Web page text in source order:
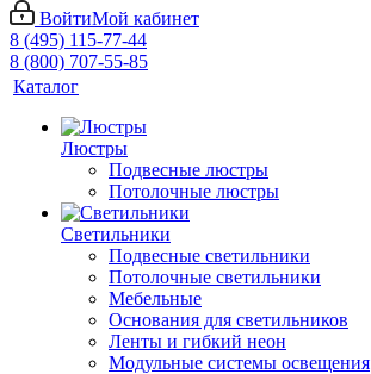
ВойтиМой кабинет
8 (495) 115-77-44
8 (800) 707-55-85
Каталог
Люстры
Подвесные люстры
Потолочные люстры
Светильники
Подвесные светильники
Потолочные светильники
Мебельные
Основания для светильников
Ленты и гибкий неон
Модульные системы освещения